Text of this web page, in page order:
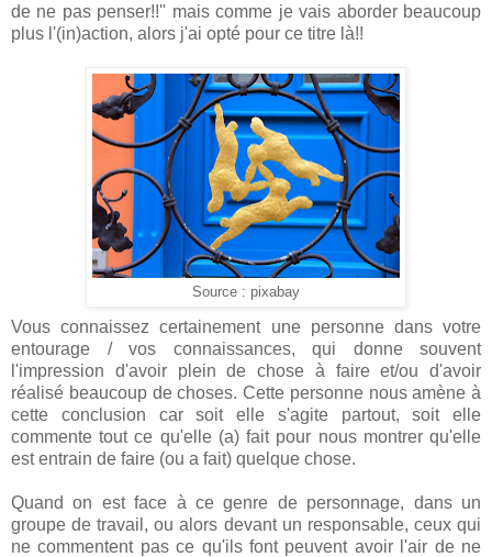
de ne pas penser!!'' mais comme je vais aborder beaucoup
plus l'(in)action, alors j'ai opté pour ce titre là!!
Source : pixabay
Vous connaissez certainement une personne dans votre
entourage / vos connaissances, qui donne souvent
l'impression d'avoir plein de chose à faire et/ou d'avoir
réalisé beaucoup de choses. Cette personne nous amène à
cette conclusion car soit elle s'agite partout, soit elle
commente tout ce qu'elle (a) fait pour nous montrer qu'elle
est entrain de faire (ou a fait) quelque chose.
Quand on est face à ce genre de personnage, dans un
groupe de travail, ou alors devant un responsable, ceux qui
ne commentent pas ce qu'ils font peuvent avoir l'air de ne